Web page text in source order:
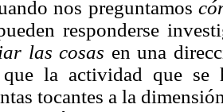
nos preguntamos
responderse
las cosas en una
la actividad que se
tocantes a la